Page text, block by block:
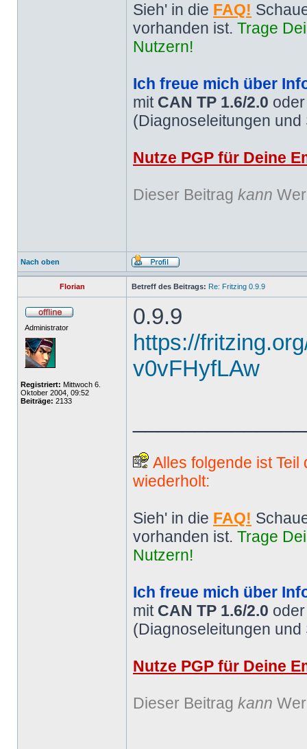
Sieh' in die FAQ!
vorhanden ist. Trage
Nutzern!
Ich freue mich über
mit CAN TP 1.6/2.0
(Diagnoseleitungen
Nutze PGP für Deine
Dieser Beitrag kann
Nach oben
Florian Betreff des Beitrags: Re: Fritzing 0.9.9
Administrator
Registriert: Mittwoch 6.
Oktober 2004, 09:52
Beiträge: 2133
0.9.9
https://
v0vFHyfLAw
Alles folgende ist
wiederholt:
Sieh' in die FAQ!
vorhanden ist. Trage
Nutzern!
Ich freue mich über
mit CAN TP 1.6/2.0
(Diagnoseleitungen
Nutze PGP für Deine
Dieser Beitrag kann